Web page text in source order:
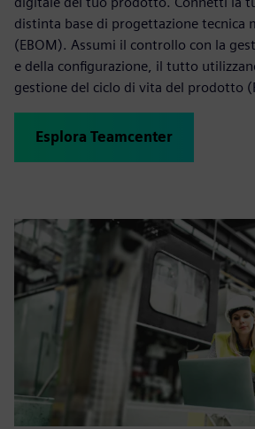
distinta base di progettazione tecnica
(EBOM). Assumi il controllo con la
e della configurazione, il tutto
gestione del ciclo di vita del prodotto
Esplora Teamcenter